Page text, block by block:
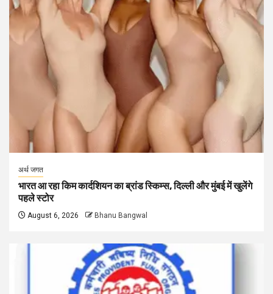
अर्थ जगत
भारत आ रहा किम कार्दशियन का ब्रांड स्किम्स, दिल्ली और मुंबई में खुलेंगे
पहले स्टोर
August 6, 2026 Bhanu Bangwal